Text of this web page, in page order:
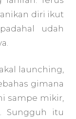
diri ikut
udah
launching,
gimana
sampe mikir,
Sungguh itu